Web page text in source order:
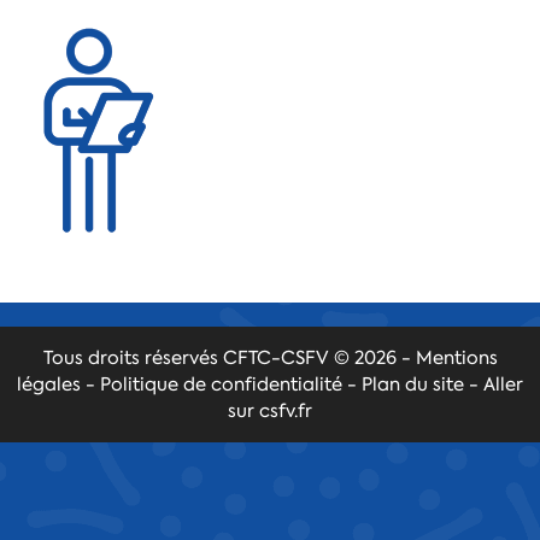
Tous droits réservés CFTC-CSFV© 2026 - Mentions
légales - Politique de confidentialité - Plan du site - Aller
sur csfv.fr